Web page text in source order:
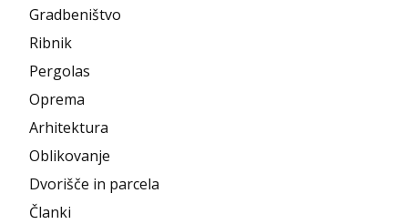
Gradbeništvo
Ribnik
Pergolas
Oprema
Arhitektura
Oblikovanje
Dvorišče in parcela
Članki